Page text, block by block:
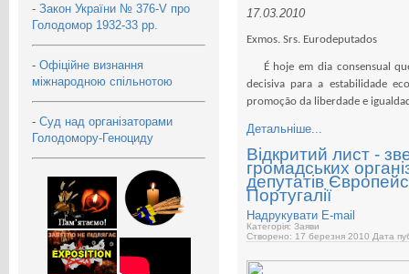
- Закон України № 376-V про
Голодомор 1932-33 рр.
- Офіційне визнання
міжнародною спільнотою
- Суд над організаторами
Голодомору-Геноциду
17.03.2010
Exmos. Srs. Eurodeputados
É hoje em dia consensual
decisiva para a estabilidade
promoção da liberdade e
Детальніше...
Відкритий лист -
громадських
депутатів
Португалії
Надрукувати E-mail
Категорія: Заяви
Створено: 17 березня 2010 Дата